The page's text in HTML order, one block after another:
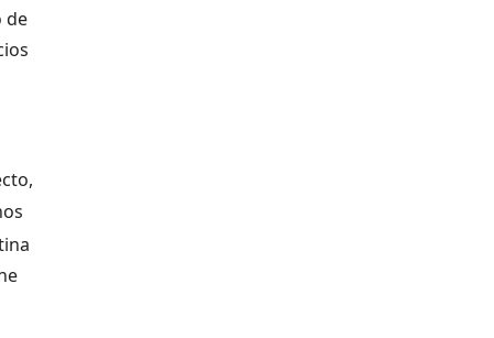
de